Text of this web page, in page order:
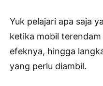
Yuk pelajari apa saja
ketika mobil
efeknya, hingga
yang perlu diambil.